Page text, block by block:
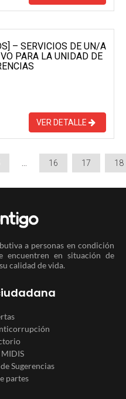
– SERVICIOS DE UN/A
PARA LA UNIDAD DE
VER DETALLE
16 17 18
a personas en condición
encuentren en situación de
calidad de vida.
Sugerencias
partes